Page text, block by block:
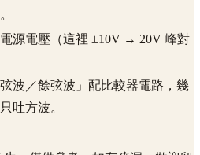
源電壓（這裡 ±10V → 20V 峰對
波／餘弦波」配比較器電路，幾
吐方波。